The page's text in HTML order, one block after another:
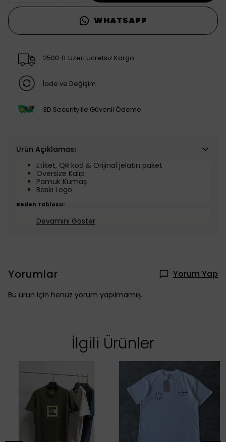
WHATSAPP
2500 TL Üzeri Ücretsiz Kargo
İade ve Değişim
3D Security ile Güvenli Ödeme
Ürün Açıklaması
Etiket, QR kod & Orijinal jelatin paket
Oversize Kalıp
Pamuk Kumaş
Baskı Logo
Beden Tablosu:
Devamını Göster
Yorumlar Yorum Yap
Bu ürün için henüz yorum yapılmamış.
İlgili Ürünler